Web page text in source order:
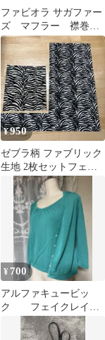
ファビオラ サガファー
ズ マフラー 襟巻
き リアルファー フ
ォックスファー 毛皮
¥950
ゼブラ柄 ファブリック
生地 2枚セットフェイ
クファー ハギレ
¥ 700
アルファキュービッ
ク フェイクレイヤ
ード 長袖カットソー タ
ーコイズブルー